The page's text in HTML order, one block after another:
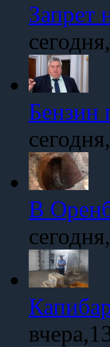
Запрет
Бензин
В